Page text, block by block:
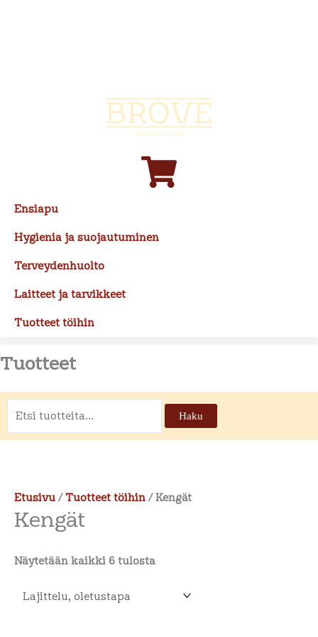
Ensiapu
Hygienia ja suojautuminen
Terveydenhuolto
Laitteet ja tarvikkeet
Tuotteet töihin
Tuotteet
Haku
Etusivu/Tuotteet töihin/ Kengät
Kengät
Näytetään kaikki 6 tulosta